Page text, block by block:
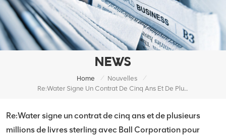
NEWS
Home / Nouvelles
/
Re:Water Signe Un Contrat De Cinq Ans Et De Plusieurs Millions De Livres Sterling Avec Ball Corporation Pour Soutenir Sa Croissance Rapide
Re:Water signe un contrat de cinq ans et de plusieurs
millions de livres sterling avec Ball Corporation pour